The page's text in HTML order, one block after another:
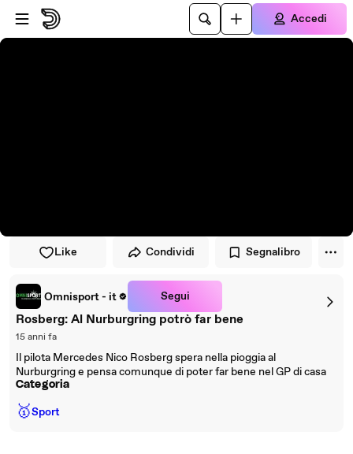
Vai al lettore
Passa al contenuto principale
Accedi
Like Condividi Segnalibro
Omnisport - it Segui
Rosberg: Al Nurburgring potrò far bene
15 anni fa
Il pilota Mercedes Nico Rosberg spera nella pioggia al
Nurburgring e pensa comunque di poter far bene nel GP di casa
Categoria
🥇Sport